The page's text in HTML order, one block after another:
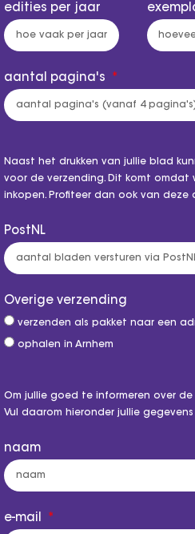
edities per jaar
aantal pagina's
Naast het drukken van jullie blad
voor de verzending. Dit komt omdat
inkopen. Profiteer dan ook van deze
PostNL
Overige verzending
verzenden als pakket naar een
ophalen in Arnhem
Om jullie goed te informeren over
Vul daarom hieronder jullie gegevens
naam
e-mail